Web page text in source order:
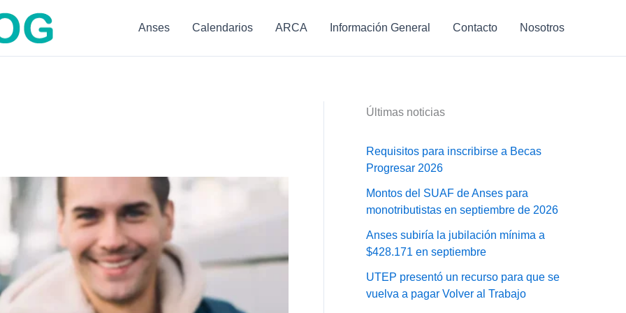
Anses Calendarios ARCA Información General Contacto Nosotros
Últimas noticias
Requisitos para inscribirse a Becas
Progresar 2026
Montos del SUAF de Anses para
monotributistas en septiembre de 2026
Anses subiría la jubilación mínima a
$428.171 en septiembre
UTEP presentó un recurso para que se
vuelva a pagar Volver al Trabajo